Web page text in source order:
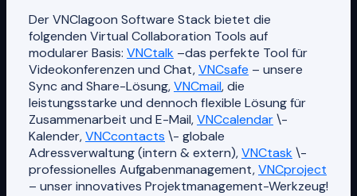
Der VNClagoon Software Stack bietet die
folgenden Virtual Collaboration Tools auf
modularer Basis: VNCtalk –das perfekte Tool für
Videokonferenzen und Chat,VNCsafe – unsere
Sync and Share-Lösung,VNCmail, die
leistungsstarke und dennoch flexible Lösung für
Zusammenarbeit und E-Mail,VNCcalendar\-
Kalender,VNCcontacts \- globale
Adressverwaltung (intern & extern),VNCtask\-
professionelles Aufgabenmanagement,VNCproject
– unser innovatives Projektmanagement-Werkzeug!